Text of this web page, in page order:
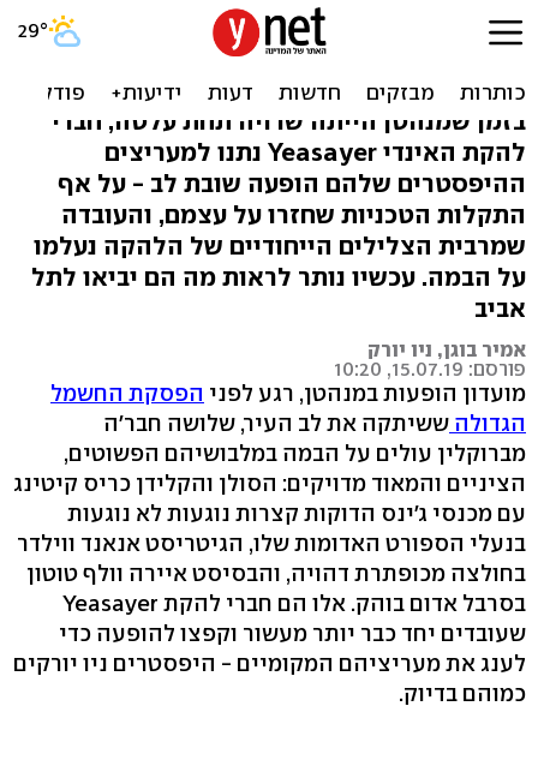
Yeasayer בניו יורק: פשוט,
בזמן שמנהטן הייתה שרויה תחת עלטה, חברי
להקת האינדי Yeasayer נתנו למעריצים
ההיפסטרים שלהם הופעה שובת לב - על אף
התקלות הטכניות שחזרו על עצמם, והעובדה
שמרבית הצלילים הייחודיים של הלהקה נעלמו
על הבמה. עכשיו נותר לראות מה הם יביאו לתל
אביב
אמיר בוגן, ניו יורק
פורסם: 15.07.19, 10:20
מועדון הופעות במנהטן, רגע לפני הפסקת החשמל
הגדולה ששיתקה את לב העיר, שלושה חבר'ה
מברוקלין עולים על הבמה במלבושיהם הפשוטים,
הציניים והמאוד מדויקים: הסולן והקלידן כריס קיטינג
עם מכנסי ג'ינס הדוקות קצרות נוגעות לא נוגעות
בנעלי הספורט האדומות שלו, הגיטריסט אנאנד ווילדר
בחולצה מכופתרת דהויה, והבסיסט איירה וולף טוטון
בסרבל אדום בוהק. אלו הם חברי להקת Yeasayer
שעובדים יחד כבר יותר מעשור וקפצו להופעה כדי
לענג את מעריציהם המקומיים - היפסטרים ניו יורקים
כמוהם בדיוק.